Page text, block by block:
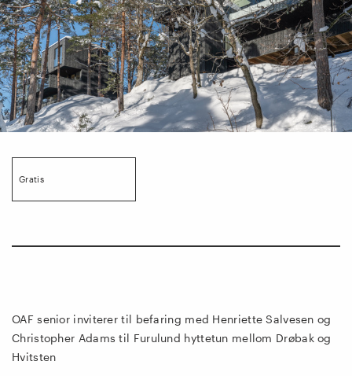
Gratis
OAF senior inviterer til befaring med Henriette Salvesen og
Christopher Adams til Furulund hyttetun mellom Drøbak og
Hvitsten